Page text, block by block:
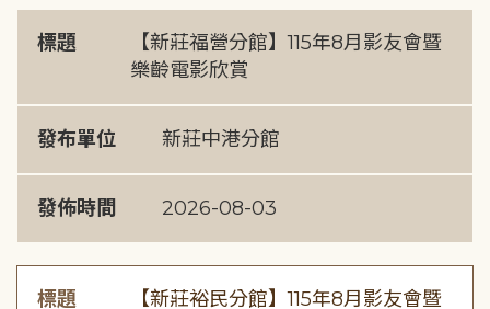
標題
【新莊福營分館】115年8月影友會暨
樂齡電影欣賞
發布單位 新莊中港分館
發佈時間 2026-08-03
標題
【新莊裕民分館】115年8月影友會暨